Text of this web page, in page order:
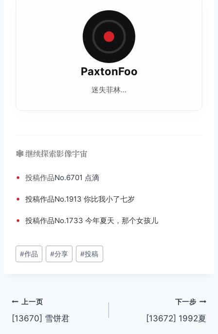
PaxtonFoo
迷失菲林...
🕸️ 继续探索影像宇宙
• 投稿作品No.6701 点滴
• 投稿作品No.1913 你比我小了七岁
• 投稿作品No.1733 今年夏天，那个女孩儿
文
章
#作品 #分享 #投稿
文
章
上一页
[13670] 雪饼君
下一步
[13672] 1992夏